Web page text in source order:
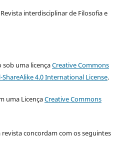
interdisciplinar de Filosofia e
sob uma licençaCreative Commons
4.0 International License.
uma LicençaCreative Commons
concordam com os seguintes